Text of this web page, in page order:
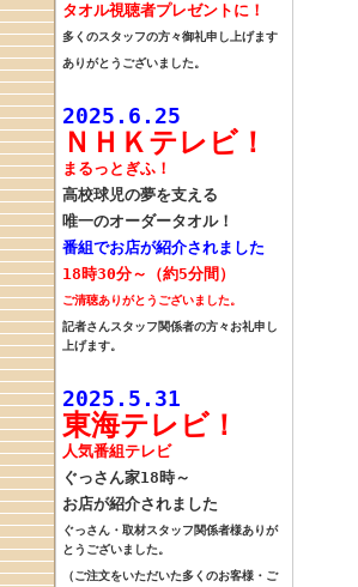
タオル視聴者プレゼントに！
多くのスタッフの方々御礼申し上げます
ありがとうございました。
2025.6.25
ＮＨＫテレビ！
まるっとぎふ！
高校球児の夢を支える
唯一のオーダータオル！
番組でお店が紹介されました
18時30分～（約5分間）
ご清聴ありがとうございました。
記者さんスタッフ関係者の方々お礼申し
上げます。
2025.5.31
東海テレビ！
人気番組テレビ
ぐっさん家18時～
お店が紹介されました
ぐっさん・取材スタッフ関係者様ありが
とうございました。
（ご注文をいただいた多くのお客様・ご